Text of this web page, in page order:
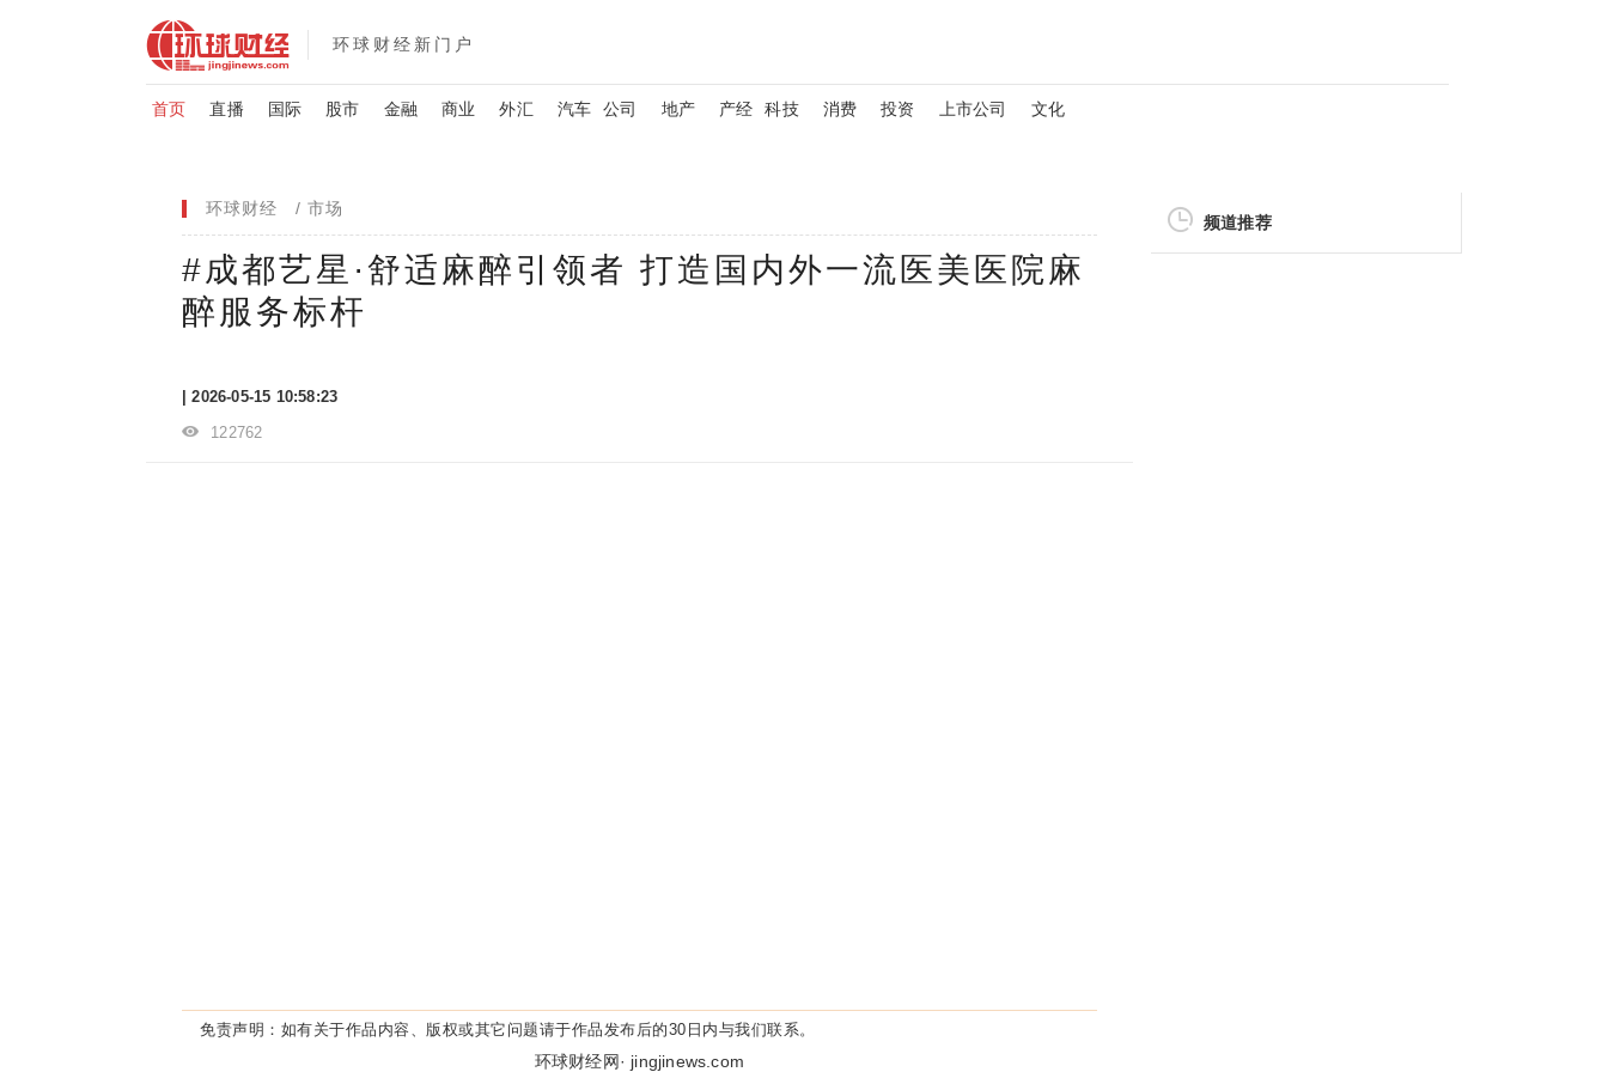
环球财经新门户
首页 直播 国际 股市 金融 商业 外汇 汽车 公司 地产 产经 科技 消费 投资 上市公司 文化
环球财经 市场
#成都艺星·舒适麻醉引领者 打造国内外一流医美医院麻
醉服务标杆
| 2026-05-15 10:58:23
122762
免责声明： 如有关于作品内容、版权或其它问题请于作品发布后的30日内与我们联系。
环球财经网· jingjinews.com
频道推荐